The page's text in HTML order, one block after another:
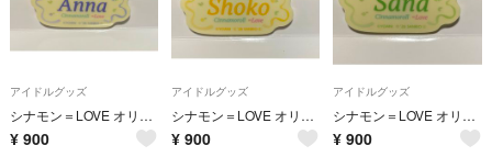
アイドルグッズ
シナモン＝LOVE オリジナルアクリルネー ムバッジ山本杏奈
¥ 900
アイドルグッズ
シナモン＝LOVE オリジナルアクリルネー ムバッジ瀧脇笙古
¥ 900
アイドルグッズ
シナモン＝LOVE オリジナルアクリルネー ムバッジ諸橋沙夏
¥ 900